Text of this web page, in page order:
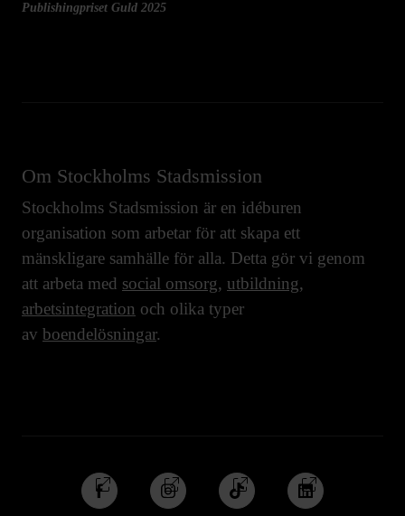
Publishingpriset Guld 2025
Om Stockholms Stadsmission
Stockholms Stadsmission är en idéburen
organisation som arbetar för att skapa ett
mänskligare samhälle för alla. Detta gör vi genom
att arbeta med social omsorg, utbildning,
arbetsintegration och olika typer
av boendelösningar.
Följ
oss
Följ
oss
Följ
oss
Följ
oss